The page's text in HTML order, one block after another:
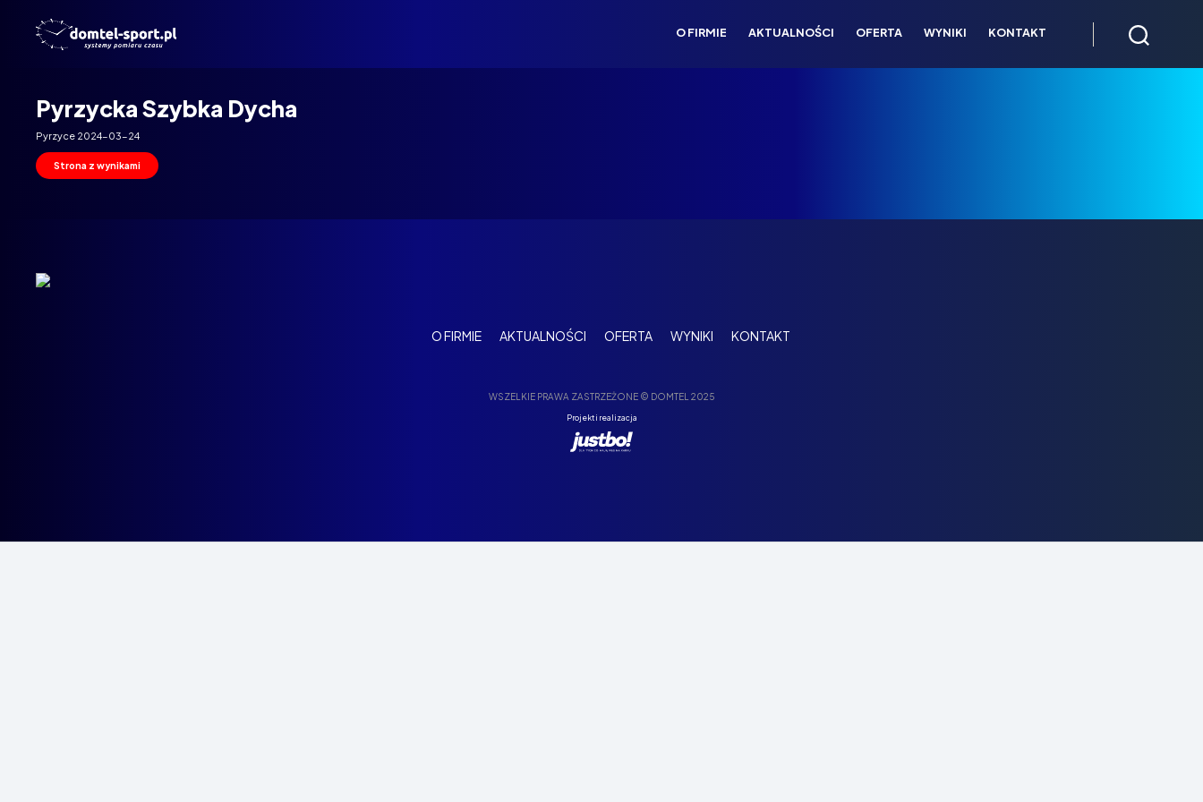
O FIRMIE AKTUALNOŚCI OFERTA WYNIKI KONTAKT
Pyrzycka Szybka Dycha
Pyrzyce 2024-03-24
Strona z wynikami
O FIRMIE AKTUALNOŚCI OFERTA WYNIKI KONTAKT
WSZELKIE PRAWA ZASTRZEŻONE © DOMTEL 2025
Projekt i realizacja